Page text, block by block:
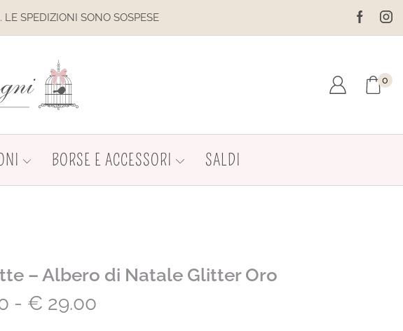
SONO SOSPESE IL SITO È IN
0
BORSE E ACCESSORI SALDI
– Albero di Natale Glitter Oro
- € 29.00